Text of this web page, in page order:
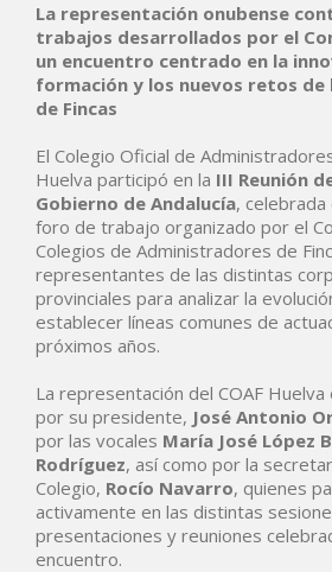
La representación onubense
trabajos desarrollados por el
un encuentro centrado en la
formación y los nuevos retos de
de Fincas
El Colegio Oficial de
Huelva participó en la III Reunión
Gobierno de Andalucía, celebrada
foro de trabajo organizado por el
Colegios de Administradores de
representantes de las distintas
provinciales para analizar la
establecer líneas comunes de
próximos años.
La representación del COAF
por su presidente, José Antonio
por las vocales María José López
Rodríguez, así como por la
Colegio, Rocío Navarro, quienes
activamente en las distintas
presentaciones y reuniones
encuentro.